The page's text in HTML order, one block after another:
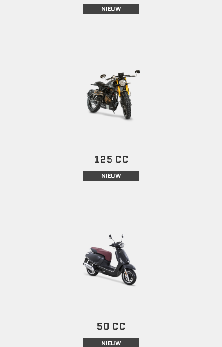
NIEUW
125 CC
NIEUW
50 CC
NIEUW